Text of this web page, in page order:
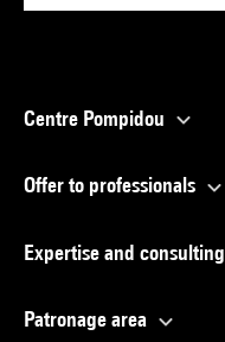
Centre Pompidou
Offer to professionals
Expertise and consulting
Patronage area